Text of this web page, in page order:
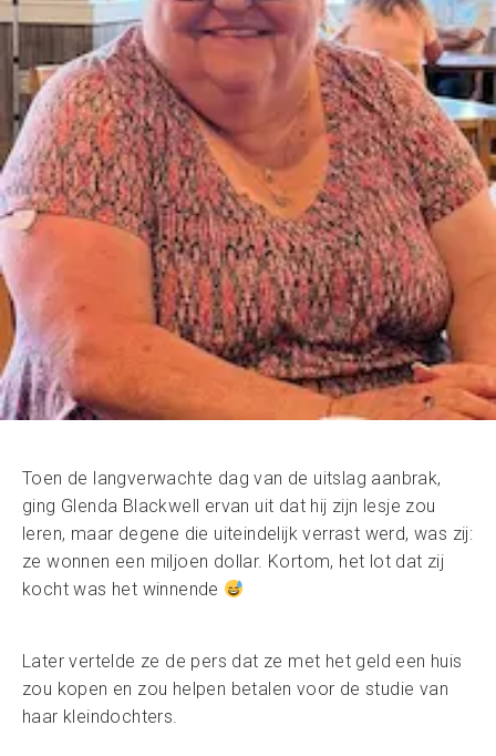
Toen de langverwachte dag van de uitslag aanbrak,
ging Glenda Blackwell ervan uit dat hij zijn lesje zou
leren, maar degene die uiteindelijk verrast werd, was zij:
ze wonnen een miljoen dollar. Kortom, het lot dat zij
kocht was het winnende
Later vertelde ze de pers dat ze met het geld een huis
zou kopen en zou helpen betalen voor de studie van
haar kleindochters.